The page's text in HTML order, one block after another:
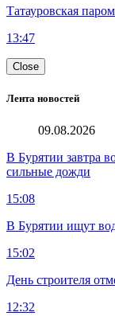
Татауровская
13:47
Close
Лента новостей
09.08.2026
В Бурятии завтра
сильные дожди
15:08
В Бурятии ищут
15:02
День строителя
12:32